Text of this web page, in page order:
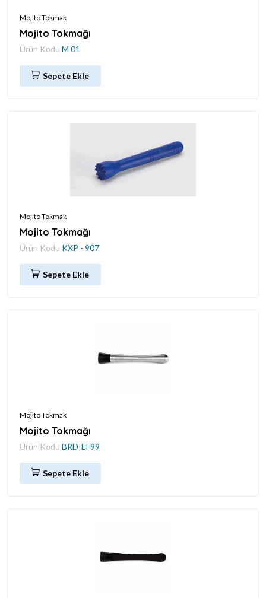
Mojito Tokmak
Mojito Tokmağı
Ürün Kodu M 01
Sepete Ekle
Mojito Tokmak
Mojito Tokmağı
Ürün Kodu KXP - 907
Sepete Ekle
Mojito Tokmak
Mojito Tokmağı
Ürün Kodu BRD-EF99
Sepete Ekle